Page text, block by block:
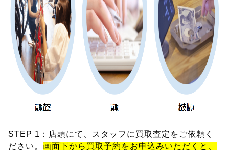
STEP 1：店頭にて、スタッフに買取査定をご依頼く
ださい。 画面下から買取予約をお申込みいただくと、